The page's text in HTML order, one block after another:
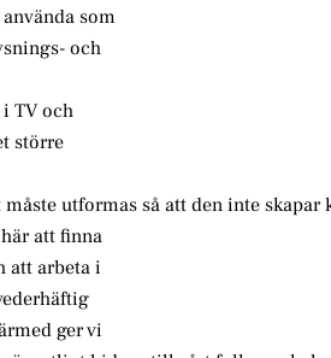
som
och
TV och
större
måste utformas så att den inte
att finna
att arbeta i
ger vi